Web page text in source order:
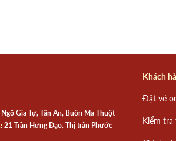
Gia Tự, Tân An, Buôn Ma Thuột
21 Trần Hưng Đạo. Thị trấn Phước
Khách
Đặt vé
Kiểm tra